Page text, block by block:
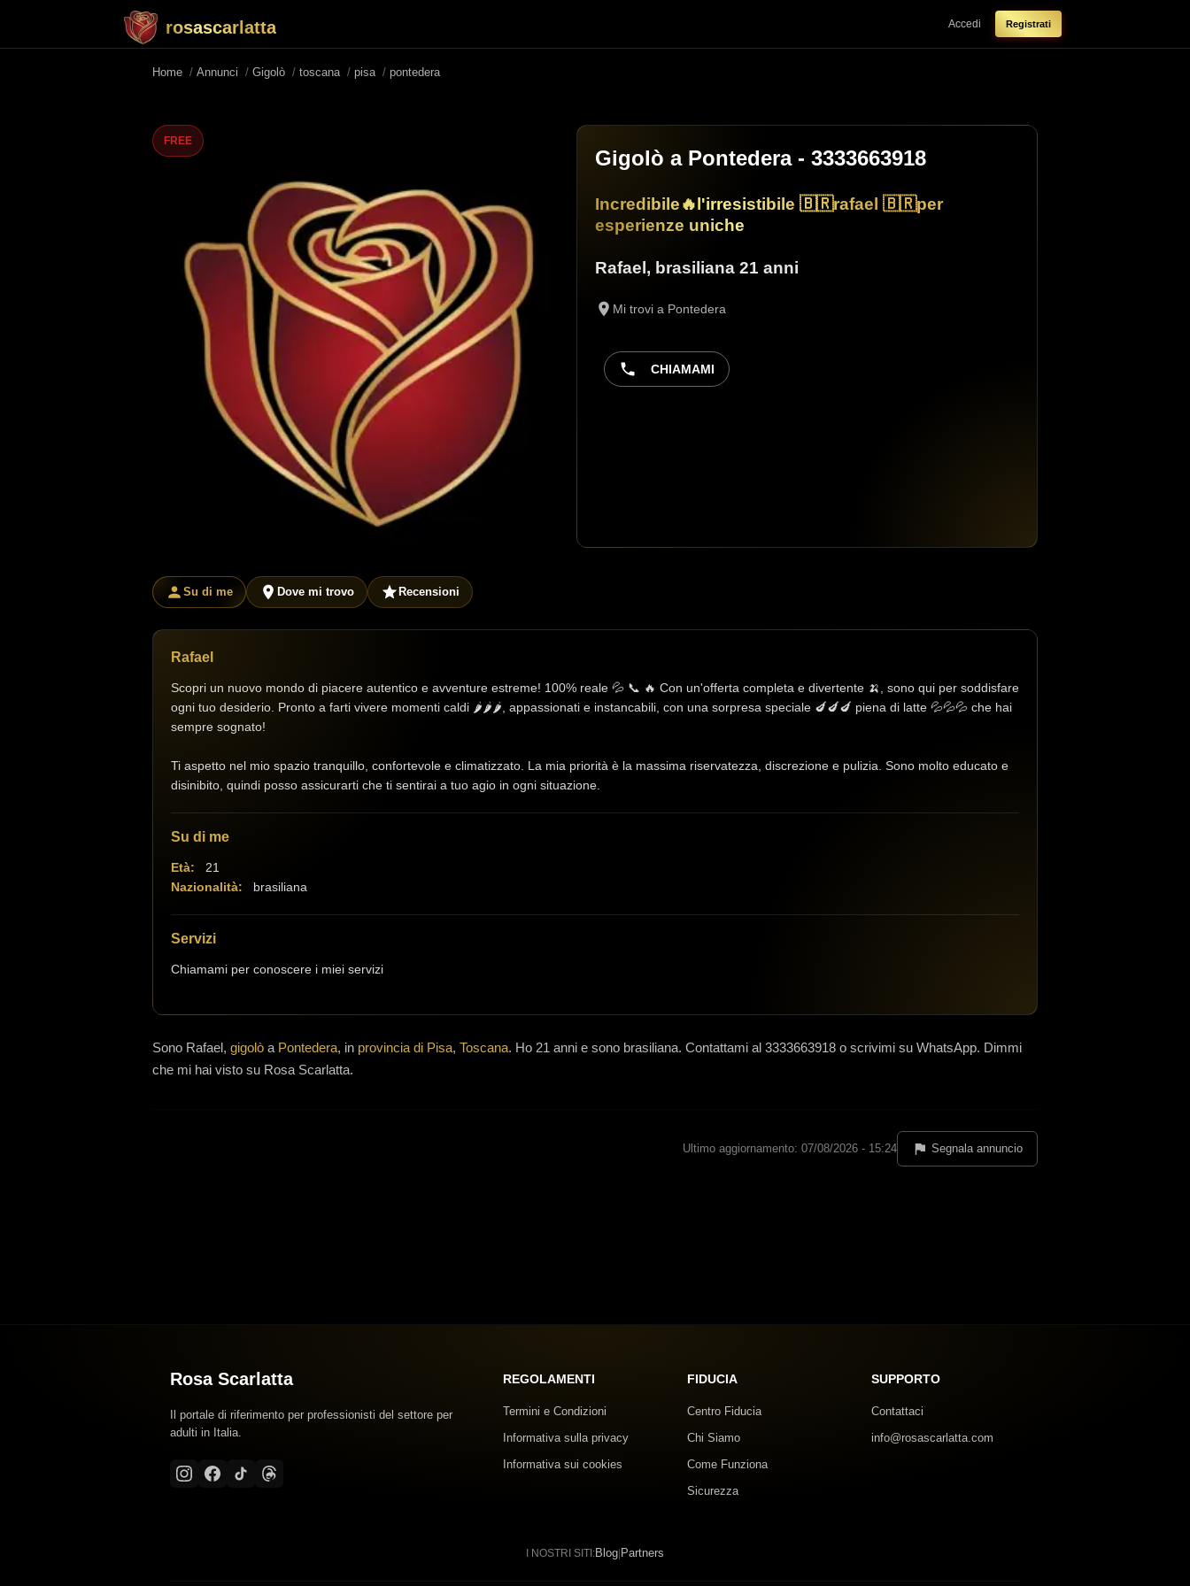
rosascarlatta Accedi Registrati
Home / Annunci / Gigolò / toscana / pisa / pontedera
Gigolò a Pontedera- 3333663918
Incredibile🔥l'irresistibile 🇧🇷rafael 🇧🇷per
esperienze uniche
Rafael , brasiliana 21 anni
Mi trovi a Pontedera
CHIAMAMI
FREE
Su di me Dove mi trovo Recensioni
Rafael
Scopri un nuovo mondo di piacere autentico e avventure estreme! 100% reale 💦 📞 🔥 Con un'offerta completa e divertente 🍌, sono qui per soddisfare
ogni tuo desiderio. Pronto a farti vivere momenti caldi 🌶️🌶️🌶️, appassionati e instancabili, con una sorpresa speciale 🍆🍆🍆 piena di latte 💦💦💦 che hai
sempre sognato!
Ti aspetto nel mio spazio tranquillo, confortevole e climatizzato. La mia priorità è la massima riservatezza, discrezione e pulizia. Sono molto educato e
disinibito, quindi posso assicurarti che ti sentirai a tuo agio in ogni situazione.
Su di me
Età:
21
Nazionalità:
brasiliana
Servizi
Chiamami per conoscere i miei servizi
Sono Rafael, gigolò a Pontedera, in provincia di Pisa, Toscana. Ho 21 anni e sono brasiliana. Contattami al 3333663918 o scrivimi su WhatsApp. Dimmi
che mi hai visto su Rosa Scarlatta.
Ultimo aggiornamento: 07/08/2026 - 15:24 Segnala annuncio
Rosa Scarlatta
Il portale di riferimento per professionisti del settore per
adulti in Italia.
REGOLAMENTI
Termini e Condizioni
Informativa sulla privacy
Informativa sui cookies
FIDUCIA
Centro Fiducia
Chi Siamo
Come Funziona
Sicurezza
SUPPORTO
Contattaci
info@rosascarlatta.com
I NOSTRI SITI:Blog Partners